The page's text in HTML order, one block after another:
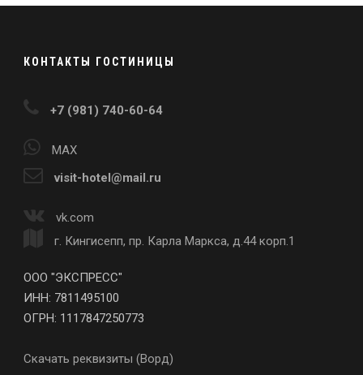
КОНТАКТЫ ГОСТИНИЦЫ
+7 (981) 740-60-64
MAX
visit-hotel@mail.ru
vk.com
г. Кингисепп, пр. Карла Маркса, д.44 корп.1
ООО "ЭКСПРЕСС"
ИНН: 7811495100
ОГРН: 1117847250773
Скачать реквизиты (Ворд)